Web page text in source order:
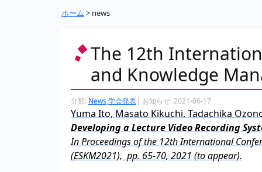
ホーム > news
The 12th
and Knowledge
分類: News,学会発表| お知らせ: 2021-06-17
Yuma Ito, Masato Kikuchi, Tadachika
Developing a Lecture Video Recording
In Proceedings of the 12th International
(ESKM2021), pp. 65-70, 2021 (to appear).